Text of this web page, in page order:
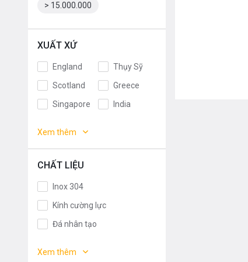
> 15.000.000
XUẤT XỨ
England
Thụy Sỹ
Scotland
Greece
Singapore
India
Russia
Malaysia
Xem thêm
CHẤT LIỆU
Inox 304
Kính cường lực
Đá nhân tạo
Xem thêm